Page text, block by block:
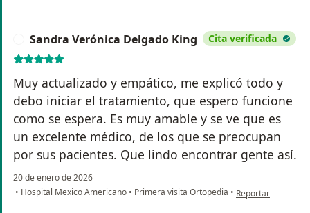
Sandra Verónica Delgado King Cita verificada
Muy actualizado y empático, me explicó todo y
debo iniciar el tratamiento, que espero funcione
como se espera. Es muy amable y se ve que es
un excelente médico, de los que se preocupan
por sus pacientes. Que lindo encontrar gente así.
20 de enero de 2026
• Hospital Mexico Americano • Primera visita Ortopedia • en opinión del
Reportar